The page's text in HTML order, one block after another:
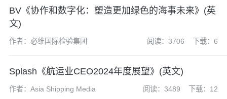
BV《协作和数字化：塑造更加绿色的海事未来》(英
文)
作者：必维国际检验集团 阅读：3706 下载：6
Splash《航运业CEO2024年度展望》(英文)
作者：Asia Shipping Media 阅读：3489 下载：12